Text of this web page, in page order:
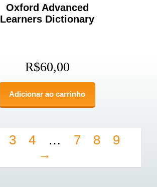
Oxford Advanced
Learners Dictionary
R$60,00
Adicionar ao carrinho
3 4 … 7 8
9
→